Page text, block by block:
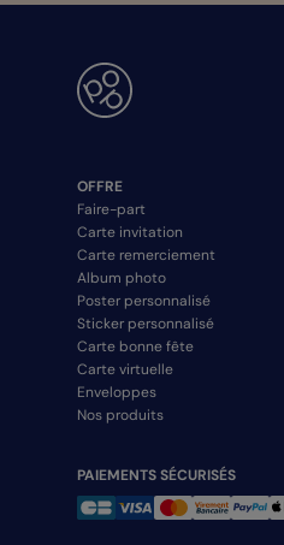
OFFRE
Faire-part
Carte invitation
Carte remerciement
Album photo
Poster personnalisé
Sticker personnalisé
Carte bonne fête
Carte virtuelle
Enveloppes
Nos produits
PAIEMENTS SÉCURISÉS